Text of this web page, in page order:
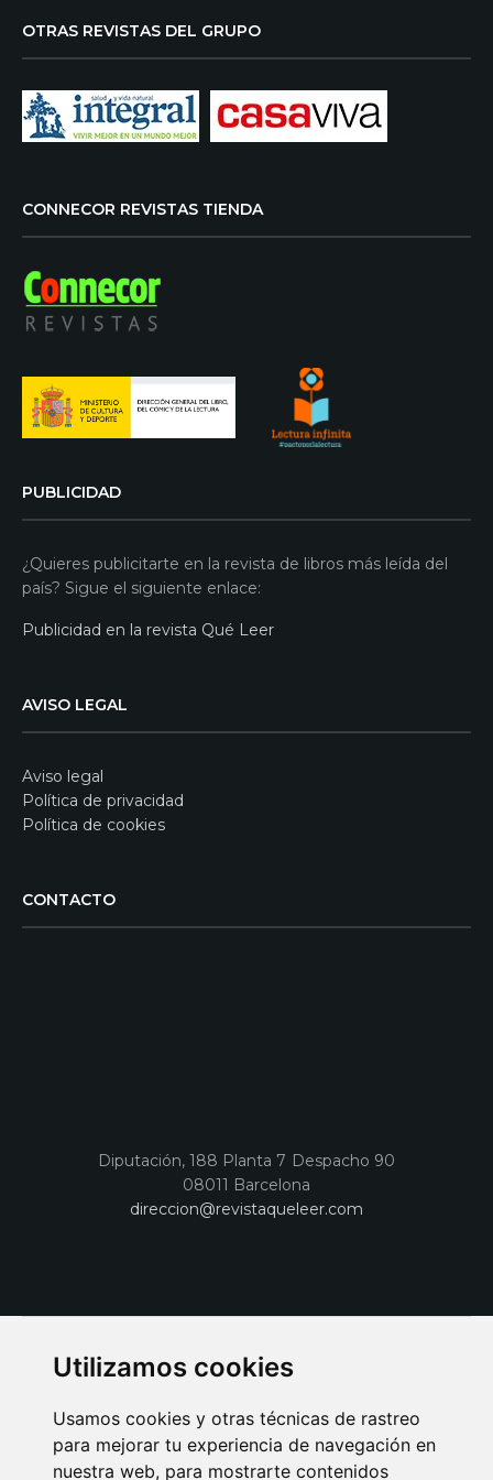
Utilizamos cookies
Usamos cookies y otras técnicas de rastreo
para mejorar tu experiencia de navegación en
nuestra web, para mostrarte contenidos
OTRAS REVISTAS DEL GRUPO
CONNECOR REVISTAS TIENDA
PUBLICIDAD
¿Quieres publicitarte en la revista de libros más leída del
país? Sigue el siguiente enlace:
Publicidad en la revista Qué Leer
AVISO LEGAL
Aviso legal
Política de privacidad
Política de cookies
CONTACTO
Diputación, 188 Planta 7 Despacho 90
08011 Barcelona
direccion@revistaqueleer.com